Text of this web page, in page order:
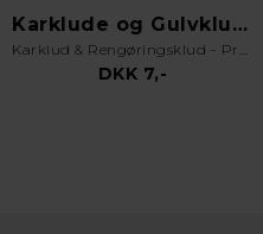
Karklude og Gulvklude
Karklud & Rengøringsklud - Pro Kvalitet - Valgfri Farve
DKK 7,-